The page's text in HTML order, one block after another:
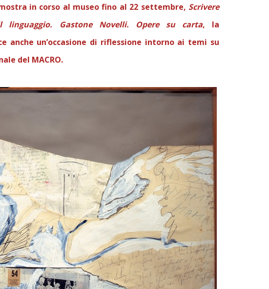
in corso al museo fino al 22 settembre, Scrivere
Gastone Novelli. Opere su carta, la
anche un’occasione di riflessione intorno ai temi su
del MACRO.